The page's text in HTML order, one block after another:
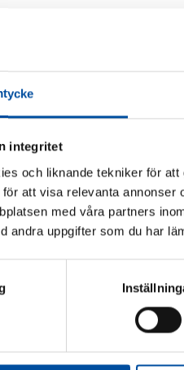
integritet
och liknande tekniker för
att visa relevanta
med våra partners
andra uppgifter som du har